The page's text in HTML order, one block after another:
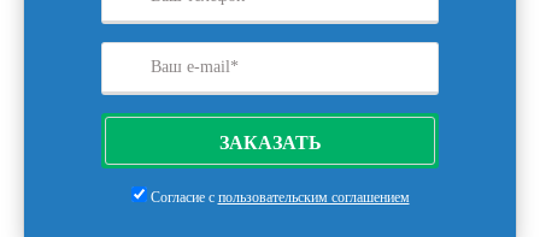
ЗАКАЗАТЬ
Согласие с пользовательским соглашением